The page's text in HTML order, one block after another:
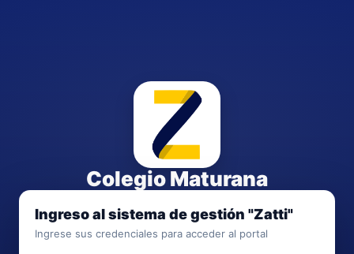
Colegio Maturana
Ingreso al sistema de gestión "Zatti"
Ingrese sus credenciales para acceder al portal